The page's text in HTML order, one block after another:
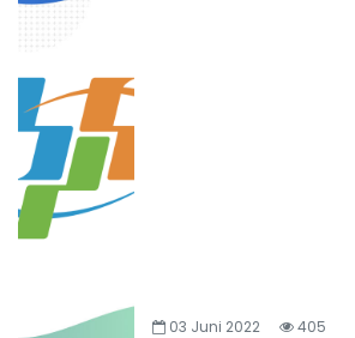
03 Juni 2022
405